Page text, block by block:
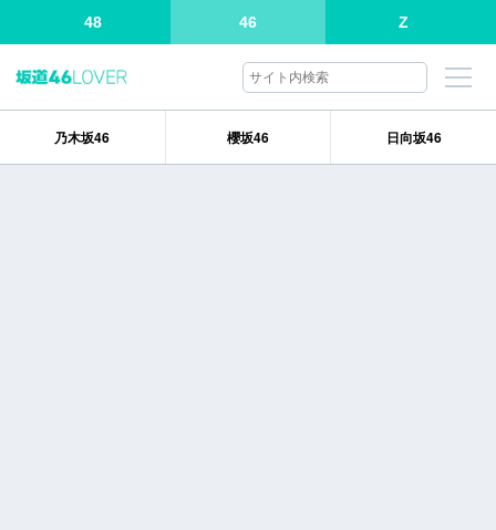
48 46 Z
乃木坂46 櫻坂46 日向坂46